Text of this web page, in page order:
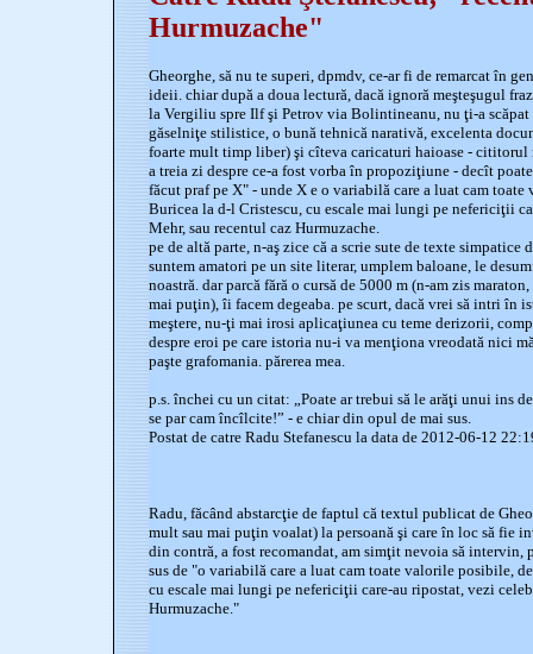
Hurmuzache"
Gheorghe, să nu te superi, dpmdv, ce-ar fi de remarcat în
ideii. chiar după a doua lectură, dacă ignoră meşteşugul
la Vergiliu spre Ilf şi Petrov via Bolintineanu, nu ţi-a
găselniţe stilistice, o bună tehnică narativă, excelenta
foarte mult timp liber) şi cîteva caricaturi haioase - cititorul
a treia zi despre ce-a fost vorba în propoziţiune - decît
făcut praf pe X" - unde X e o variabilă care a luat cam
Buricea la d-l Cristescu, cu escale mai lungi pe nefericiţii
Mehr, sau recentul caz Hurmuzache.
pe de altă parte, n-aş zice că a scrie sute de texte simpatice
suntem amatori pe un site literar, umplem baloane, le
noastră. dar parcă fără o cursă de 5000 m (n-am zis
mai puţin), îi facem degeaba. pe scurt, dacă vrei să intri în
meştere, nu-ţi mai irosi aplicaţiunea cu teme derizorii,
despre eroi pe care istoria nu-i va menţiona vreodată nici
paşte grafomania. părerea mea.
p.s. închei cu un citat: „Poate ar trebui să le arăţi unui ins
se par cam încîlcite!” - e chiar din opul de mai sus.
Postat de catre Radu Stefanescu la data de 2012-06-12
Radu, făcând abstarcţie de faptul că textul publicat de
mult sau mai puţin voalat) la persoană şi care în loc să fie
din contră, a fost recomandat, am simţit nevoia să intervin,
sus de "o variabilă care a luat cam toate valorile posibile,
cu escale mai lungi pe nefericiţii care-au ripostat, vezi
Hurmuzache."